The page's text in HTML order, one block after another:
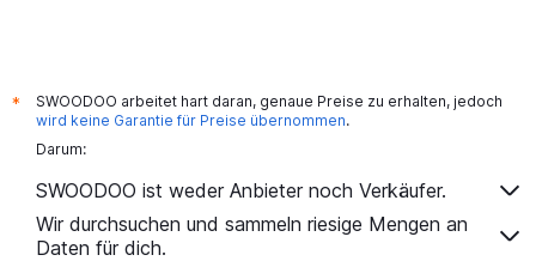
*
SWOODOO arbeitet hart daran, genaue Preise zu erhalten, jedoch
wird keine Garantie für Preise übernommen.
Darum:
SWOODOO ist weder Anbieter noch Verkäufer.
Wir durchsuchen und sammeln riesige Mengen an
Daten für dich.